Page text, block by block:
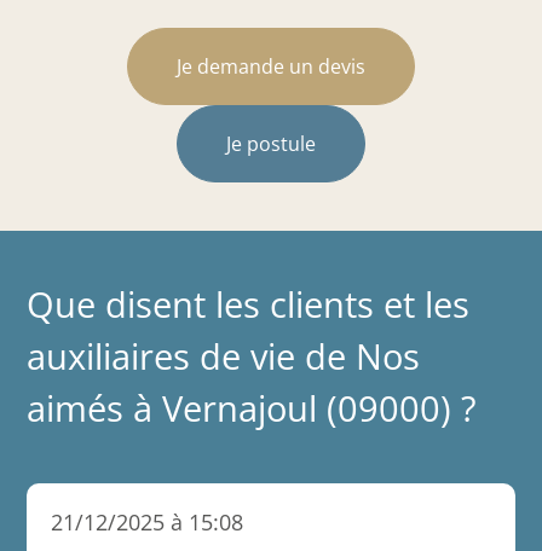
Je demande un devis
Je postule
Que disent les clients et les
auxiliaires de vie de Nos
aimés à Vernajoul (09000) ?
21/12/2025 à 15:08